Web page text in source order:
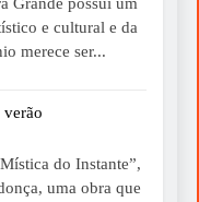
e cultural e da
merece ser...
do Instante”,
uma obra que